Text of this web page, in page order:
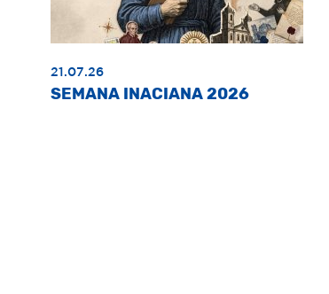
21.07.26
SEMANA INACIANA 2026